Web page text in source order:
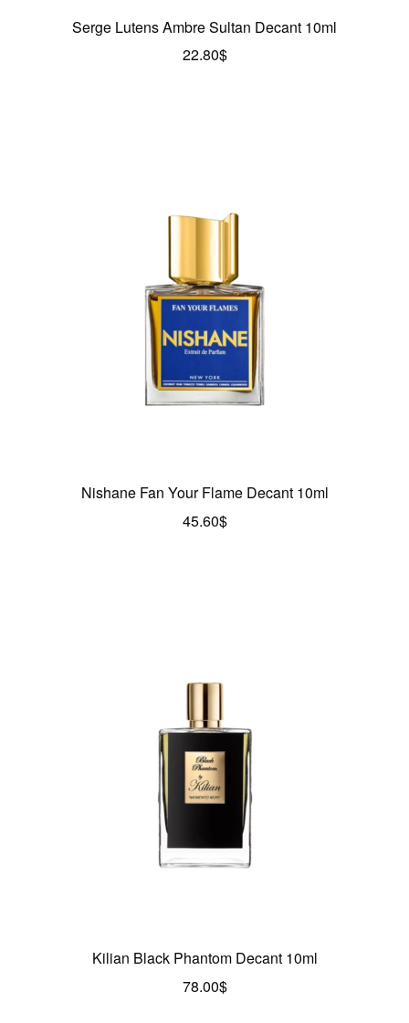
Serge Lutens Ambre Sultan Decant 10ml
22.80$
Nishane Fan Your Flame Decant 10ml
45.60$
Kilian Black Phantom Decant 10ml
78.00$